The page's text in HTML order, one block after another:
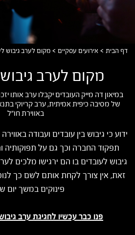
דף הבית > אירועים עסקיים > מקום לערב גיבוש
מקום לערב
במיאון דה מייק העובדים יקבלו ערב אותו
של מסיבה כיפית אמיתית, ערב קריוקי
באווירת חו"ל
ידוע כי גיבוש בין עובדים ועבודה
תפקוד החברה וכך גם על תפוקותיה
גיבוש לעובדים בו הם ירגישו מלכים
זאת, אין צורך לקחת אותם לשם כך
פינוקים במשך יום
פנו כבר עכשיו לחגיגת ערב